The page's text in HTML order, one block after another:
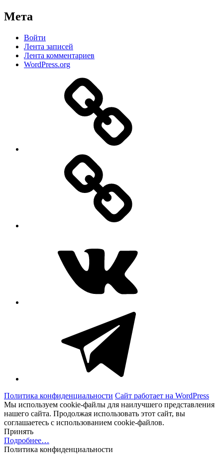
Мета
Войти
Лента записей
Лента комментариев
WordPress.org
Политика конфиденциальности Сайт работает на WordPress
Мы используем cookie-файлы для наилучшего представления
нашего сайта. Продолжая использовать этот сайт, вы
соглашаетесь с использованием cookie-файлов.
Принять
Подробнее…
Политика конфиденциальности